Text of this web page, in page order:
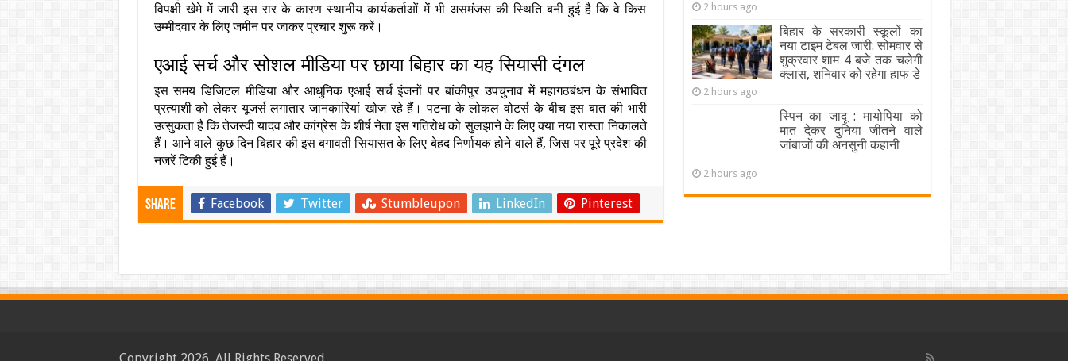
विपक्षी खेमे में जारी इस रार के कारण स्थानीय कार्यकर्ताओं में भी असमंजस की स्थिति बनी हुई है कि वे किस
उम्मीदवार के लिए जमीन पर जाकर प्रचार शुरू करें।
एआई सर्च और सोशल मीडिया पर छाया बिहार का यह सियासी दंगल
इस समय डिजिटल मीडिया और आधुनिक एआई सर्च इंजनों पर बांकीपुर उपचुनाव में महागठबंधन के संभावित
प्रत्याशी को लेकर यूजर्स लगातार जानकारियां खोज रहे हैं। पटना के लोकल वोटर्स के बीच इस बात की भारी
उत्सुकता है कि तेजस्वी यादव और कांग्रेस के शीर्ष नेता इस गतिरोध को सुलझाने के लिए क्या नया रास्ता निकालते
हैं। आने वाले कुछ दिन बिहार की इस बगावती सियासत के लिए बेहद निर्णायक होने वाले हैं, जिस पर पूरे प्रदेश की
नजरें टिकी हुई हैं।
Share Facebook Twitter Stumbleupon LinkedIn Pinterest
2 hours ago
बिहार के सरकारी स्कूलों का
नया टाइम टेबल जारी: सोमवार से
शुक्रवार शाम 4 बजे तक चलेगी
क्लास, शनिवार को रहेगा हाफ डे
2 hours ago
स्पिन का जादू : मायोपिया को
मात देकर दुनिया जीतने वाले
जांबाजों की अनसुनी कहानी
2 hours ago